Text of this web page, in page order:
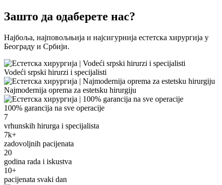
Зашто да одаберете нас?
Најбоља, најповољњија и најсигурнија естетска хирургија у
Београду и Србији.
Vodeći srpski hirurzi i specijalisti
Najmodernija oprema za estetsku hirurgiju
100% garancija na sve operacije
7
vrhunskih hirurga i specijalista
7k+
zadovoljnih pacijenata
20
godina rada i iskustva
10+
pacijenata svaki dan